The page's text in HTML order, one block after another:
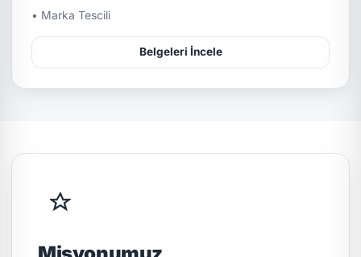
• Marka Tescili
Belgeleri İncele